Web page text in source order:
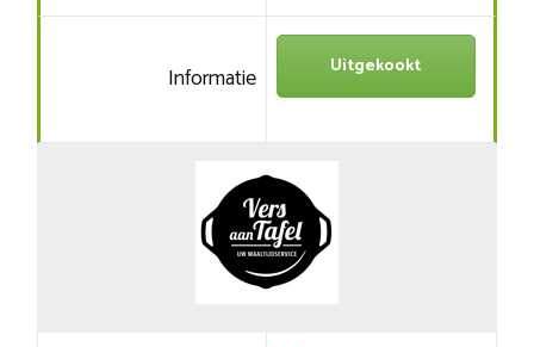
Informatie Uitgekookt